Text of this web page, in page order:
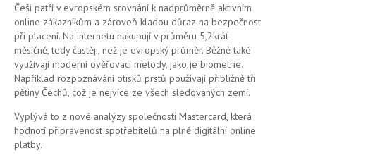
Češi patří v evropském srovnání k nadprůměrně aktivním
online zákazníkům a zároveň kladou důraz na bezpečnost
při placení. Na internetu nakupují v průměru 5,2krát
měsíčně, tedy častěji, než je evropský průměr. Běžně také
využívají moderní ověřovací metody, jako je biometrie.
Například rozpoznávání otisků prstů používají přibližně tři
pětiny Čechů, což je nejvíce ze všech sledovaných zemí.
Vyplývá to z nové analýzy společnosti Mastercard, která
hodnotí připravenost spotřebitelů na plně digitální online
platby.